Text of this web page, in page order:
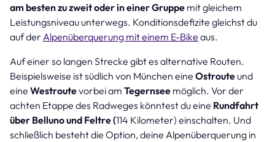
am besten zu zweit oder in einer Gruppe mit gleichem
Leistungsniveau unterwegs. Konditionsdefizite gleichst du
auf der Alpenüberquerung mit einem E-Bike aus.
Auf einer so langen Strecke gibt es alternative Routen.
Beispielsweise ist südlich von München eine Ostroute und
eine Westroutevorbei am Tegernsee möglich. Vor der
achten Etappe des Radweges könntest du eine Rundfahrt
über Belluno und Feltre (114 Kilometer) einschalten. Und
schließlich besteht die Option, deine Alpenüberquerung in